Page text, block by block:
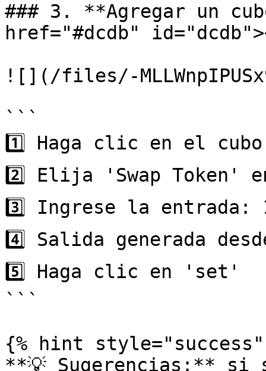
### 3. **Agregar un
href="#dcdb"
![](/files/-
```
1️⃣ Haga clic en el
2️⃣ Elija 'Swap Token'
3️⃣ Ingrese la entrada:
4️⃣ Salida generada
5️⃣ Haga clic en 'set'
```
{% hint style="success"
**💡 Sugerencias:** si